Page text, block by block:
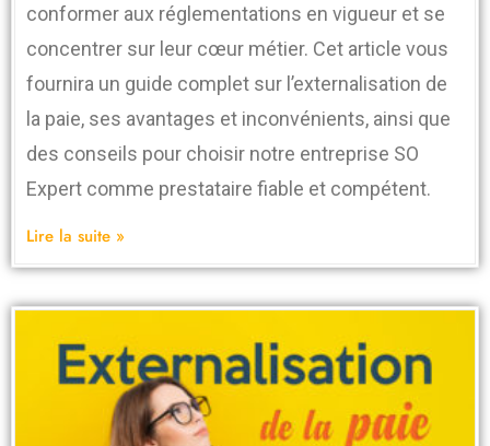
conformer aux réglementations en vigueur et se
concentrer sur leur cœur métier. Cet article vous
fournira un guide complet sur l’externalisation de
la paie, ses avantages et inconvénients, ainsi que
des conseils pour choisir notre entreprise SO
Expert comme prestataire fiable et compétent.
Lire la suite »